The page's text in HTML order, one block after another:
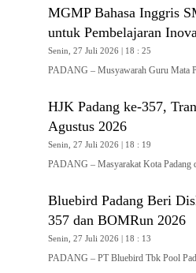
MGMP Bahasa Inggris
untuk Pembelajaran
Senin, 27 Juli 2026 | 18 : 25
PADANG – Musyawarah Guru Mata
HJK Padang ke-357,
Agustus 2026
Senin, 27 Juli 2026 | 18 : 19
PADANG – Masyarakat Kota Padang
Bluebird Padang Beri
357 dan BOMRun 2026
Senin, 27 Juli 2026 | 18 : 13
PADANG – PT Bluebird Tbk Pool